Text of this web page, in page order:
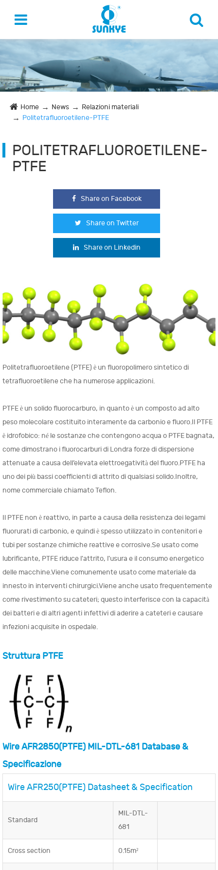
Home News
Relazioni materiali
Politetrafluoroetilene-PTFE
POLITETRAFLUOROETILENE-
PTFE
Share on Facebook
Share on Twitter
Share on Linkedin
Politetrafluoroetilene (PTFE) è un fluoropolimero sintetico di
tetrafluoroetilene che ha numerose applicazioni.
PTFE è un solido fluorocarburo, in quanto è un composto ad alto
peso molecolare costituito interamente da carbonio e fluoro.Il PTFE
è idrofobico: né le sostanze che contengono acqua o PTFE bagnata,
come dimostrano i fluorocarburi di Londra forze di dispersione
attenuate a causa dell’elevata elettroegatività del fluoro.PTFE ha
uno dei più bassi coefficienti di attrito di qualsiasi solido.Inoltre,
nome commerciale chiamato Teflon.
Il PTFE non è reattivo, in parte a causa della resistenza dei legami
fluorurati di carbonio, e quindi è spesso utilizzato in contenitori e
tubi per sostanze chimiche reattive e corrosive.Se usato come
lubrificante, PTFE riduce l'attrito, l'usura e il consumo energetico
delle macchine.Viene comunemente usato come materiale da
innesto in interventi chirurgici.Viene anche usato frequentemente
come rivestimento su cateteri; questo interferisce con la capacità
dei batteri e di altri agenti infettivi di aderire a cateteri e causare
infezioni acquisite in ospedale.
Struttura PTFE
Wire AFR2850(PTFE) MIL-DTL-681 Database &
Specificazione
Wire AFR250(PTFE) Datasheet & Specification
Standard
MIL-DTL-
681
Cross section 0.15m²